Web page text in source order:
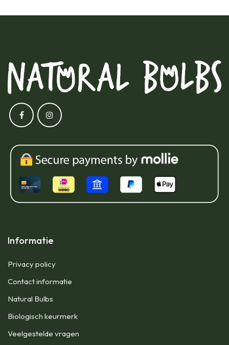
Informatie
Privacy policy
Contact informatie
Natural Bulbs
Biologisch keurmerk
Veelgestelde vragen